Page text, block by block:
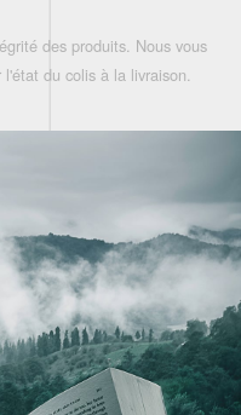
des produits. Nous vous
du colis à la livraison.